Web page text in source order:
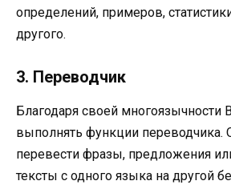
определений, примеров,
другого.
3. Переводчик
Благодаря своей многоязычности
выполнять функции переводчика.
перевести фразы, предложения
тексты с одного языка на другой